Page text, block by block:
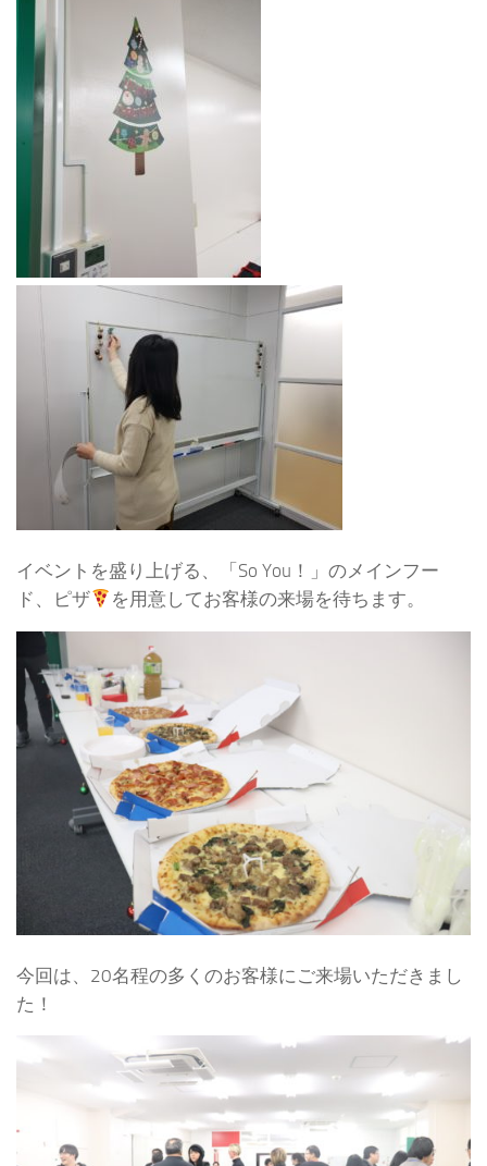
イベントを盛り上げる、「So You！」のメインフー
ド、ピザ
を用意してお客様の来場を待ちます。
今回は、20名程の多くのお客様にご来場いただきまし
た！